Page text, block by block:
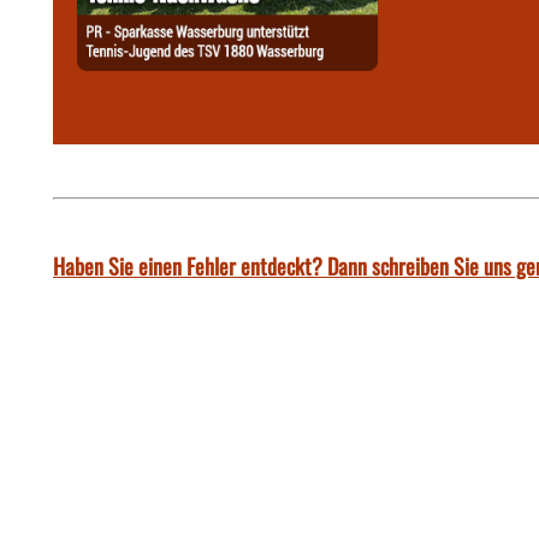
Haben Sie einen Fehler entdeckt? Dann schreiben Sie uns